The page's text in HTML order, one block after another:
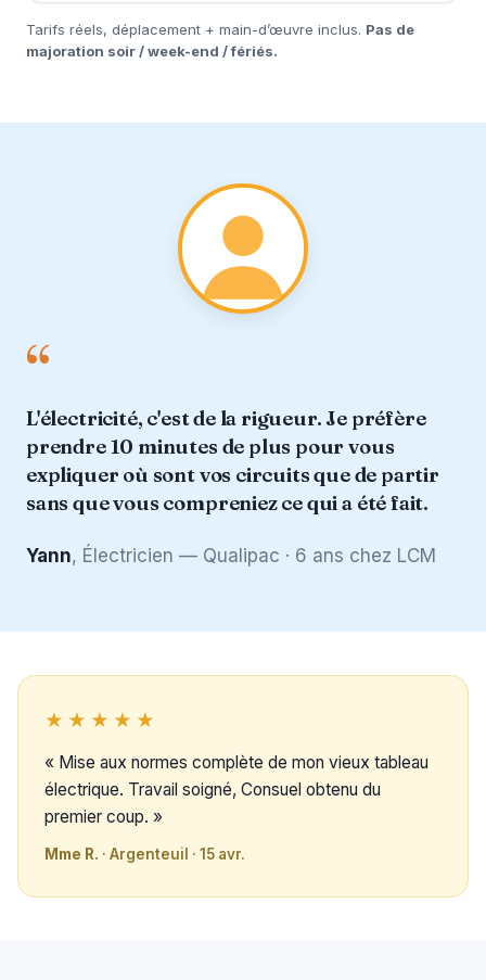
Tarifs réels, déplacement + main-d’œuvre inclus. Pas de
majoration soir / week-end / fériés.
“
L'électricité, c'est de la rigueur. Je préfère
prendre 10 minutes de plus pour vous
expliquer où sont vos circuits que de partir
sans que vous compreniez ce qui a été fait.
Yann, Électricien — Qualipac · 6 ans chez LCM
★★★★★
« Mise aux normes complète de mon vieux tableau
électrique. Travail soigné, Consuel obtenu du
premier coup. »
Mme R. · Argenteuil · 15 avr.